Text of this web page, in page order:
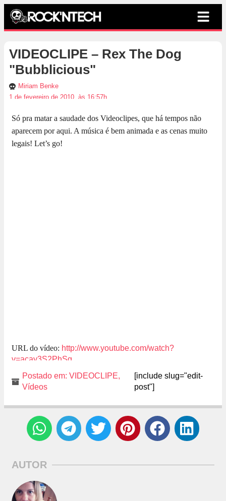
VIDEOCLIPE – Rex The Dog
"Bubblicious"
Miriam Benke
1 de fevereiro de 2010, às 16:57h
Só pra matar a saudade dos Videoclipes, que há tempos não
aparecem por aqui. A música é bem animada e as cenas muito
legais! Let’s go!
URL do vídeo: http://www.youtube.com/watch?
v=acay3S2PhSg
Postado em: VIDEOCLIPE,
Vídeos
[include slug="edit-
post"]
AUTOR